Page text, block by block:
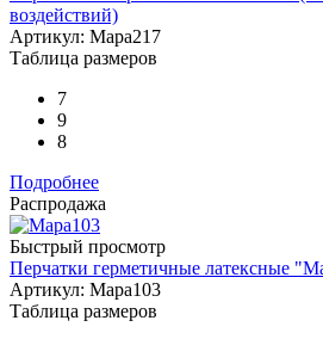
воздействий)
Артикул: Mapa217
Таблица размеров
7
9
8
Подробнее
Распродажа
Быстрый просмотр
Перчатки герметичные латексные
Артикул: Mapa103
Таблица размеров